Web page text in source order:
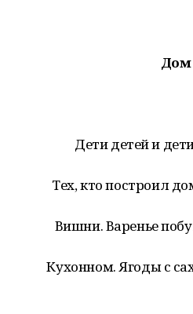
Дом
Дети детей и
Тех, кто построил
Вишни. Варенье
Кухонном. Ягоды с